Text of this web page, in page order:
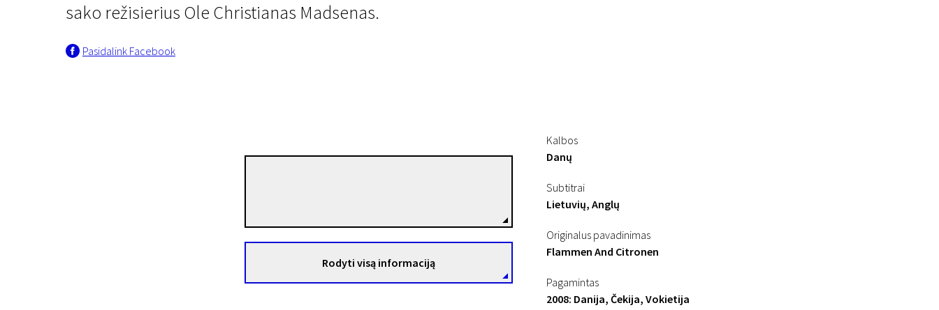
sako režisierius Ole Christianas Madsenas.
Pasidalink Facebook
Rodyti visą informaciją
Kalbos
Danų
Subtitrai
Lietuvių, Anglų
Originalus pavadinimas
Flammen And Citronen
Pagamintas
2008: Danija, Čekija, Vokietija